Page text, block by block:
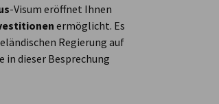
-Visum eröffnet Ihnen
ermöglicht. Es
Regierung auf
dieser Besprechung